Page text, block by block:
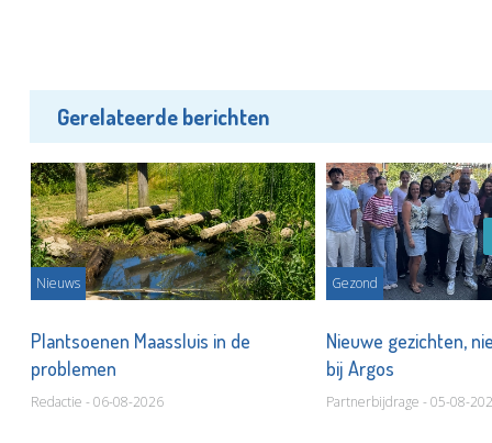
Gerelateerde berichten
Nieuws
Plantsoenen Maassluis in de
problemen
Redactie - 06-08-2026
Gezond
Nieuwe gezichten,
bij Argos
Partnerbijdrage - 05-08-